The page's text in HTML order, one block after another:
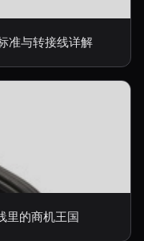
准与转接线详解
里的商机王国